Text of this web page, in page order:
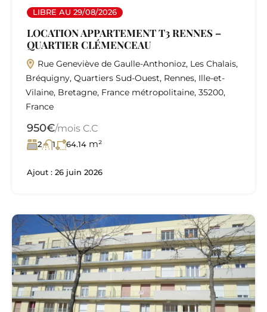
LIBRE AU 29/08/2026
LOCATION APPARTEMENT T3 RENNES –
QUARTIER CLÉMENCEAU
Rue Geneviève de Gaulle-Anthonioz, Les Chalais,
Bréquigny, Quartiers Sud-Ouest, Rennes, Ille-et-
Vilaine, Bretagne, France métropolitaine, 35200,
France
950€/mois C.C
2 1 64.14 m²
Ajout : 26 juin 2026